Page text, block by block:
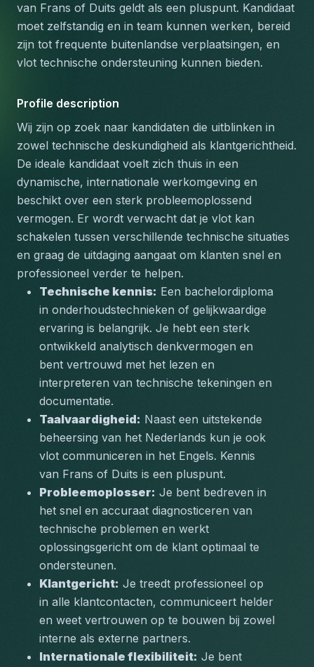
van Frans of Duits geldt als een pluspunt. Kandidaat
moet zelfstandig en in team kunnen werken, bereid
zijn tot frequente buitenlandse verplaatsingen, en
vlot technische ondersteuning kunnen bieden.
Profile description
Wij zijn op zoek naar kandidaten die uitblinken in
zowel technische deskundigheid als klantgerichtheid.
De ideale kandidaat voelt zich thuis in een
dynamische, internationale werkomgeving en
beschikt over een sterk probleemoplossend
vermogen. Er wordt verwacht dat je vlot kan
schakelen tussen verschillende technische situaties
en graag de uitdaging aangaat om klanten snel en
professioneel verder te helpen.
Technische kennis: Een bachelordiploma
in onderhoudstechnieken of gelijkwaardige
ervaring is belangrijk. Je hebt een sterk
ontwikkeld analytisch denkvermogen en
bent vertrouwd met het lezen en
interpreteren van technische tekeningen en
documentatie.
Taalvaardigheid: Naast een uitstekende
beheersing van het Nederlands kun je ook
vlot communiceren in het Engels. Kennis
van Frans of Duits is een pluspunt.
Probleemoplosser: Je bent bedreven in
het snel en accuraat diagnosticeren van
technische problemen en werkt
oplossingsgericht om de klant optimaal te
ondersteunen.
Klantgericht: Je treedt professioneel op
in alle klantcontacten, communiceert helder
en weet vertrouwen op te bouwen bij zowel
interne als externe partners.
Internationale flexibiliteit: Je bent